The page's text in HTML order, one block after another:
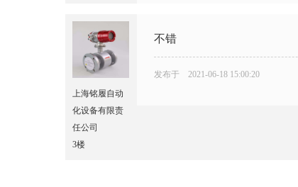
上海铭履自动
化设备有限责
任公司
3楼
不错
发布于 2021-06-18 15:00:20